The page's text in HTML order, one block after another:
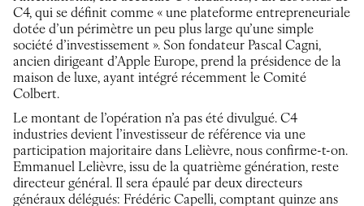
C4, qui se définit comme « une plateforme entrepreneuriale
dotée d’un périmètre un peu plus large qu’une simple
société d’investissement ». Son fondateur Pascal Cagni,
ancien dirigeant d’Apple Europe, prend la présidence de la
maison de luxe, ayant intégré récemment le Comité
Colbert.
Le montant de l’opération n’a pas été divulgué. C4
industries devient l’investisseur de référence via une
participation majoritaire dans Lelièvre, nous confirme-t-on.
Emmanuel Lelièvre, issu de la quatrième génération, reste
directeur général. Il sera épaulé par deux directeurs
généraux délégués: Frédéric Capelli, comptant quinze ans